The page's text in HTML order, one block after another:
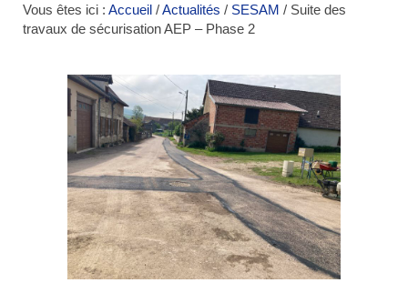
Vous êtes ici : Accueil /Actualités / SESAM / Suite des
travaux de sécurisation AEP – Phase 2